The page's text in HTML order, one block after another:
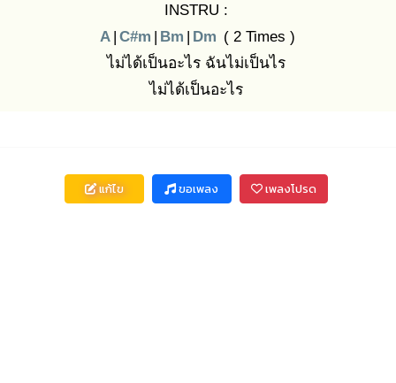
INSTRU :
A | C#m | Bm | Dm ( 2 Times )
ไม่ได้เป็นอะไร ฉันไม่เป็นไร
ไม่ได้เป็นอะไร
แก้ไข ขอเพลง เพลงโปรด